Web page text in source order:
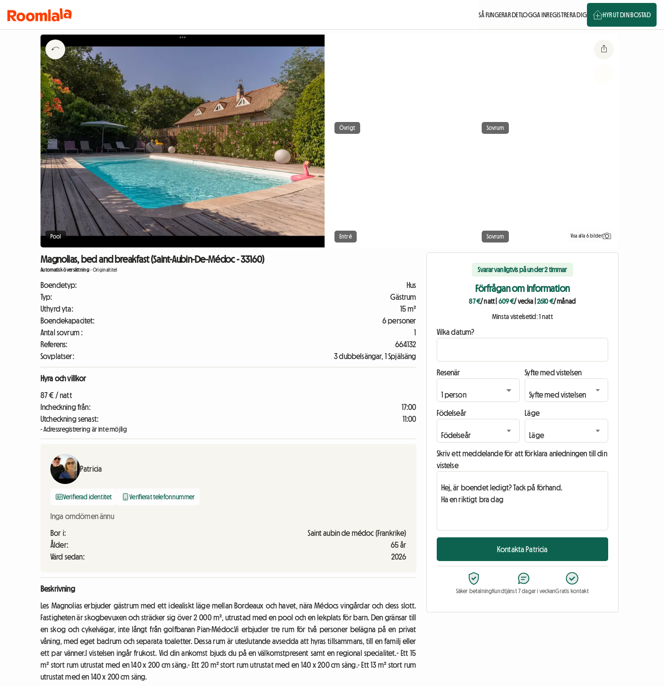
SÅ FUNGERAR DETLOGGA INREGISTRERA DIG HYR UT DIN BOSTAD
Pool
Övrigt Sovrum
Entré Sovrum Visa alla 6 bilder
Magnolias, bed and breakfast (Saint-Aubin-De-Médoc - 33160)
Automatisk översättning-Originaltitel
Boendetyp:
Hus
Typ:
Gästrum
Uthyrd yta:
15 m²
Boendekapacitet:
6 personer
Antal sovrum :
1
Referens:
664132
Sovplatser:
3 dubbelsängar, 1 Spjälsäng
Hyra och villkor
87 € / natt
Incheckning från:
17:00
Utcheckning senast:
11:00
- Adressregistrering är inte möjlig
Patricia
Verifierad identitet Verifierat telefonnummer
Inga omdömen ännu
Bor i:
Saint aubin de médoc (Frankrike)
Ålder:
65 år
Värd sedan:
2026
Beskrivning
Les Magnolias erbjuder gästrum med ett idealiskt läge mellan Bordeaux och havet, nära Médocs vingårdar och dess slott.
Fastigheten är skogbevuxen och sträcker sig över 2 000 m², utrustad med en pool och en lekplats för barn. Den gränsar till
en skog och cykelvägar, inte långt från golfbanan Pian-Médoc.Vi erbjuder tre rum för två personer belägna på en privat
våning, med eget badrum och separata toaletter. Dessa rum är uteslutande avsedda att hyras tillsammans, till en familj eller
ett par vänner.I vistelsen ingår frukost. Vid din ankomst bjuds du på en välkomstpresent samt en regional specialitet.- Ett 15
m² stort rum utrustat med en 140 x 200 cm säng.- Ett 20 m² stort rum utrustat med en 140 x 200 cm säng.- Ett 13 m² stort rum
utrustat med en 140 x 200 cm säng.
Svarar vanligtvis på under 2 timmar
Förfrågan om information
87 €/ natt| 609 €/ vecka 2610 €/ månad
Minsta vistelsetid: 1 natt
Vilka datum?
Resenär Syfte med vistelsen
Födelseår Läge
Skriv ett meddelande för att förklara anledningen till din
vistelse
Kontakta Patricia
Säker betalningKundtjänst 7 dagar i veckanGratis kontakt